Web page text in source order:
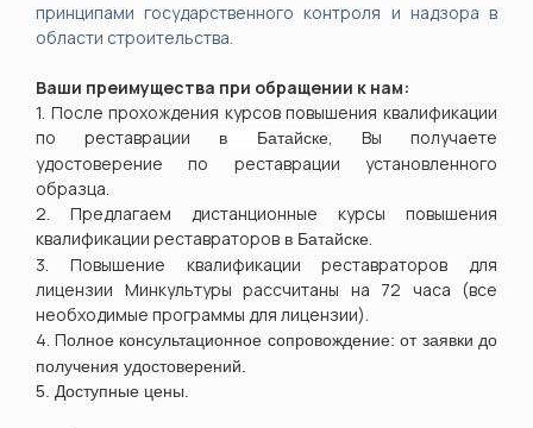
принципами государственного контроля и надзора в
области строительства.
Ваши преимущества при обращении к нам:
1. После прохождения курсов повышения квалификации
по реставрации
в Батайске, Вы получаете
удостоверение по реставрации установленного
образца.
2. Предлагаем дистанционные курсы повышения
квалификации реставраторов в Батайске.
3. Повышение квалификации реставраторов для
лицензии Минкультуры рассчитаны на 72 часа (все
необходимые программы для лицензии).
4. Полное консультационное сопровождение: от заявки до
получения удостоверений.
5. Доступные цены.